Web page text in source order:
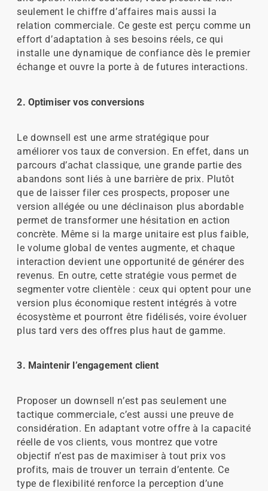
seulement le chiffre d’affaires mais aussi la
relation commerciale. Ce geste est perçu comme un
effort d’adaptation à ses besoins réels, ce qui
installe une dynamique de confiance dès le premier
échange et ouvre la porte à de futures interactions.
2. Optimiser vos conversions
Le downsell est une arme stratégique pour
améliorer vos taux de conversion. En effet, dans un
parcours d’achat classique, une grande partie des
abandons sont liés à une barrière de prix. Plutôt
que de laisser filer ces prospects, proposer une
version allégée ou une déclinaison plus abordable
permet de transformer une hésitation en action
concrète. Même si la marge unitaire est plus faible,
le volume global de ventes augmente, et chaque
interaction devient une opportunité de générer des
revenus. En outre, cette stratégie vous permet de
segmenter votre clientèle : ceux qui optent pour une
version plus économique restent intégrés à votre
écosystème et pourront être fidélisés, voire évoluer
plus tard vers des offres plus haut de gamme.
3. Maintenir l’engagement client
Proposer un downsell n’est pas seulement une
tactique commerciale, c’est aussi une preuve de
considération. En adaptant votre offre à la capacité
réelle de vos clients, vous montrez que votre
objectif n’est pas de maximiser à tout prix vos
profits, mais de trouver un terrain d’entente. Ce
type de flexibilité renforce la perception d’une